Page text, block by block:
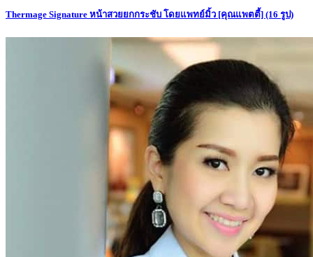
Thermage Signature หน้าสวยยกกระชับ โดยแพทย์มิ้ว [คุณแพตตี้] (16 รูป)